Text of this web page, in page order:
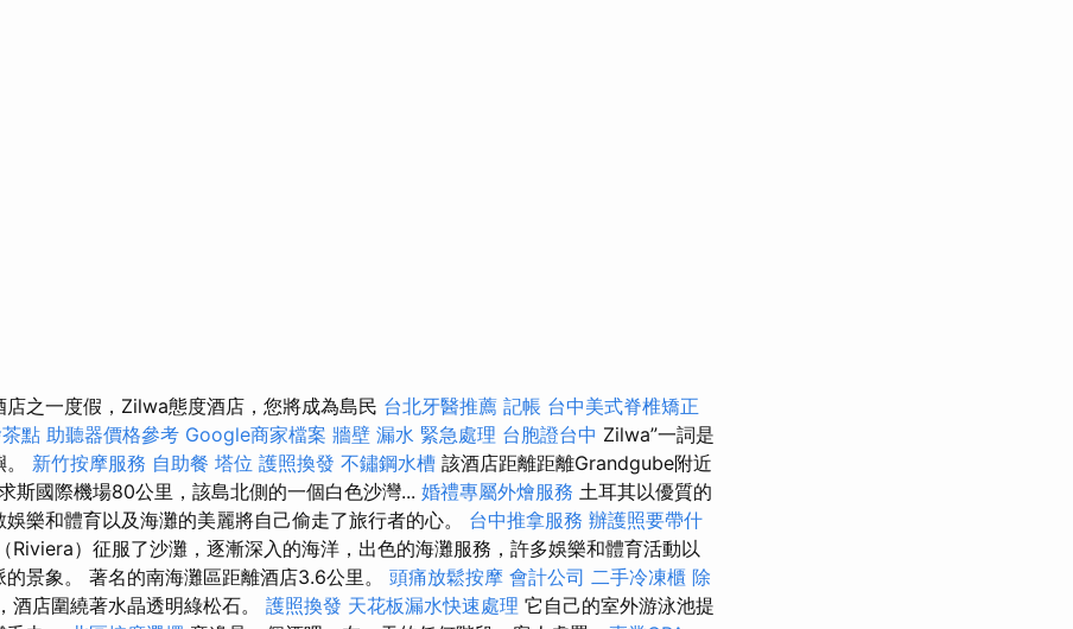
之一度假，Zilwa態度酒店，您將成為島民 台北牙醫推薦 記帳 台中美式脊椎矯正
點 助聽器價格參考 Google商家檔案 牆壁 漏水 緊急處理 台胞證台中 Zilwa”一詞是
新竹按摩服務 自助餐 塔位 護照換發 不鏽鋼水槽 該酒店距離距離Grandgube附近
斯國際機場80公里，該島北側的一個白色沙灣... 婚禮專屬外燴服務 土耳其以優質的
樂和體育以及海灘的美麗將自己偷走了旅行者的心。 台中推拿服務 辦護照要帶什
Riviera）征服了沙灘，逐漸深入的海洋，出色的海灘服務，許多娛樂和體育活動以
景象。 著名的南海灘區距離酒店3.6公里。 頭痛放鬆按摩 會計公司 二手冷凍櫃 除
酒店圍繞著水晶透明綠松石。 護照換發 天花板漏水快速處理 它自己的室外游泳池提